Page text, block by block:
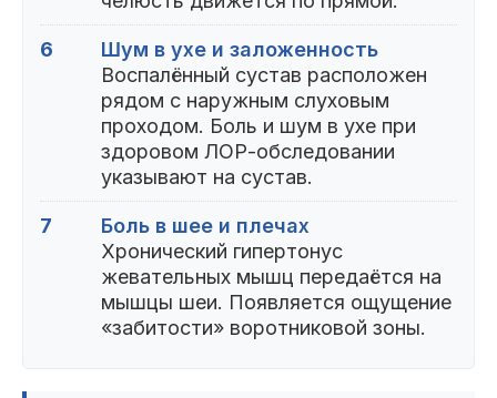
6
Шум в ухе и заложенность
Воспалённый сустав расположен
рядом с наружным слуховым
проходом. Боль и шум в ухе при
здоровом ЛОР-обследовании
указывают на сустав.
7
Боль в шее и плечах
Хронический гипертонус
жевательных мышц передаётся на
мышцы шеи. Появляется ощущение
«забитости» воротниковой зоны.